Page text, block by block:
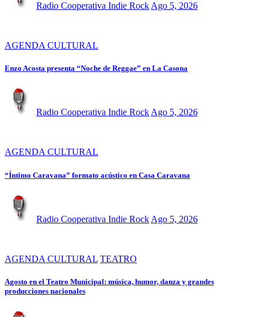
Radio Cooperativa Indie Rock Ago 5, 2026
AGENDA CULTURAL
Enzo Acosta presenta “Noche de Reggae” en La Casona
Radio Cooperativa Indie Rock Ago 5, 2026
AGENDA CULTURAL
“Íntimo Caravana” formato acústico en Casa Caravana
Radio Cooperativa Indie Rock Ago 5, 2026
AGENDA CULTURAL TEATRO
Agosto en el Teatro Municipal: música, humor, danza y grandes
producciones nacionales